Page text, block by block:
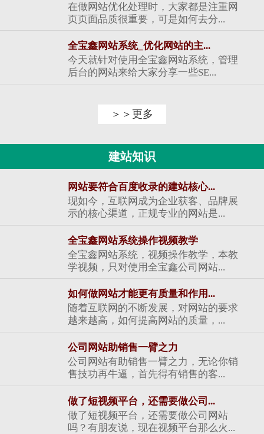
在做网站优化处理时，大家都是注重网
页页面品质很重要，可是如何去分...
全宝鑫网站系统_优化网站的主...
今天就针对使用全宝鑫网站系统，管理
后台的网站来给大家分享一些SE...
＞＞更多
建站知识
网站要符合百度收录的建站核心...
现如今，互联网成为企业获客、品牌展
示的核心渠道，正规专业的网站是...
全宝鑫网站系统操作视频教学
全宝鑫网站系统，视频操作教学，本教
学视频，只对使用全宝鑫公司网站...
如何做网站才能更有质量和作用...
随着互联网的不断发展，对网站的要求
越来越高，如何提高网站的质量，...
公司网站助销售一臂之力
公司网站有助销售一臂之力，无论你销
售技功再牛逼，首先得有销售的客...
做了短视频平台，还需要做公司...
做了短视频平台，还需要做公司网站
吗？有朋友说，现在视频平台那么火...